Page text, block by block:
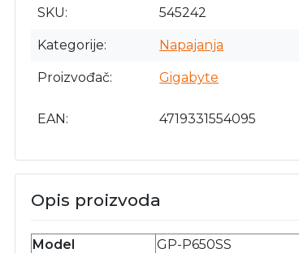
SKU 545242
Kategorije Napajanja
Proizvođač Gigabyte
EAN 4719331554095
Opis proizvoda
Model
GP-P650SS